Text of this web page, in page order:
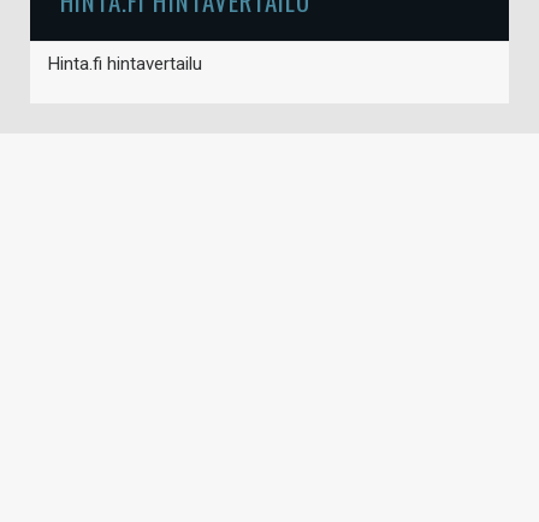
Hinta.fi hintavertailu